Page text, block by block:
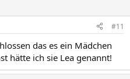
#11
das es ein Mädchen
hätte ich sie Lea genannt!